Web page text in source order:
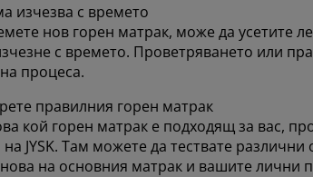
изчезва с времето
нов горен матрак, може да усетите
с времето. Проветряването или
процеса.
правилния горен матрак
кой горен матрак е подходящ за вас,
JYSK. Там можете да тествате
на основния матрак и вашите лични